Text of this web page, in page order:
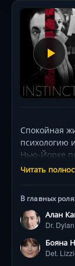
Спокойная
психологию
Нью-Йорке
маньяком,
и
давно
Читать
В главных
Алан
Dr.
Бояна
Det.